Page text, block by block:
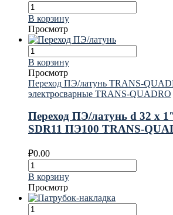
В корзину
Просмотр
В корзину
Просмотр
Переход ПЭ/латунь TRANS-
электросварные TRANS-QUADRO
Переход ПЭ/латунь d 32 х
SDR11 ПЭ100 TRANS-
₽0.00
В корзину
Просмотр